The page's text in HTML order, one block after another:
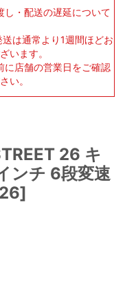
し・配送の遅延について
は通常より1週間ほどお
います。
に店舗の営業日をご確認
い。
26 キ
ンチ 6段変速